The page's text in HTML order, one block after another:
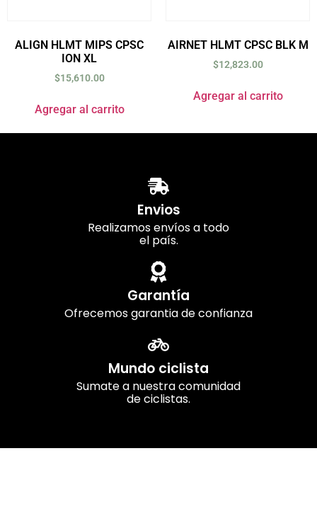
ALIGN HLMT MIPS CPSC
ION XL
$15,610.00
Agregar al carrito
AIRNET HLMT CPSC BLK M
$12,823.00
Agregar al carrito
Envios
Realizamos envíos a todo
el país.
Garantía
Ofrecemos garantia de confianza
Mundo ciclista
Sumate a nuestra comunidad
de ciclistas.